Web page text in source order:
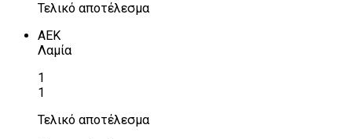
Τελικό αποτέλεσμα
ΑΕΚ
Λαμία
1
1
Τελικό αποτέλεσμα